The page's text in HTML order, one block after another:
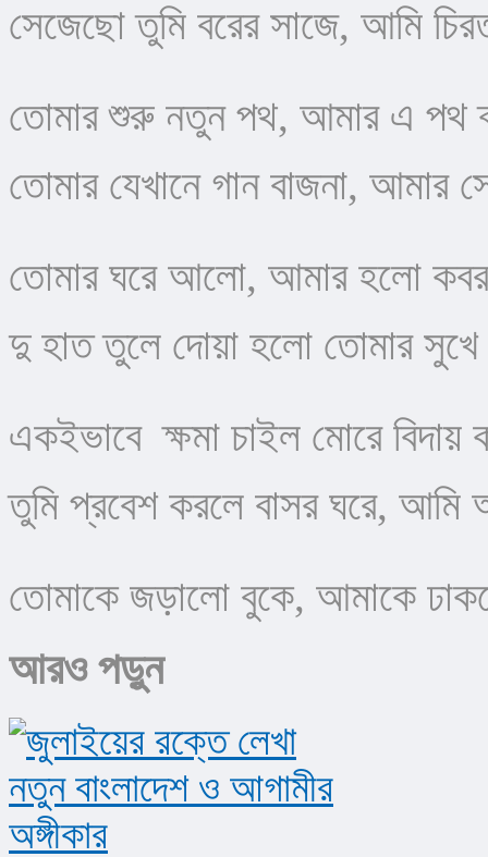
সেজেছো তুমি বরের সাজে, আমি
তোমার শুরু নতুন পথ, আমার এ পথ
​তোমার যেখানে গান বাজনা, আমার
তোমার ঘরে আলো, আমার হলো
দু হাত তুলে দোয়া হলো তোমার সুখে
একইভাবে  ক্ষমা চাইল মোরে বিদায়
​তুমি প্রবেশ করলে বাসর ঘরে, আমি
তোমাকে জড়ালো বুকে, আমাকে
আরও পড়ুন